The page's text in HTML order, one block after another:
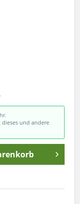
dieses und andere